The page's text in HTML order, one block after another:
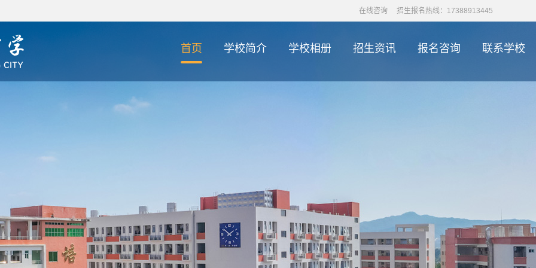
在线咨询 招生报名热线：17388913445
首页 学校简介 学校相册 招生资讯 报名咨询 联系学校